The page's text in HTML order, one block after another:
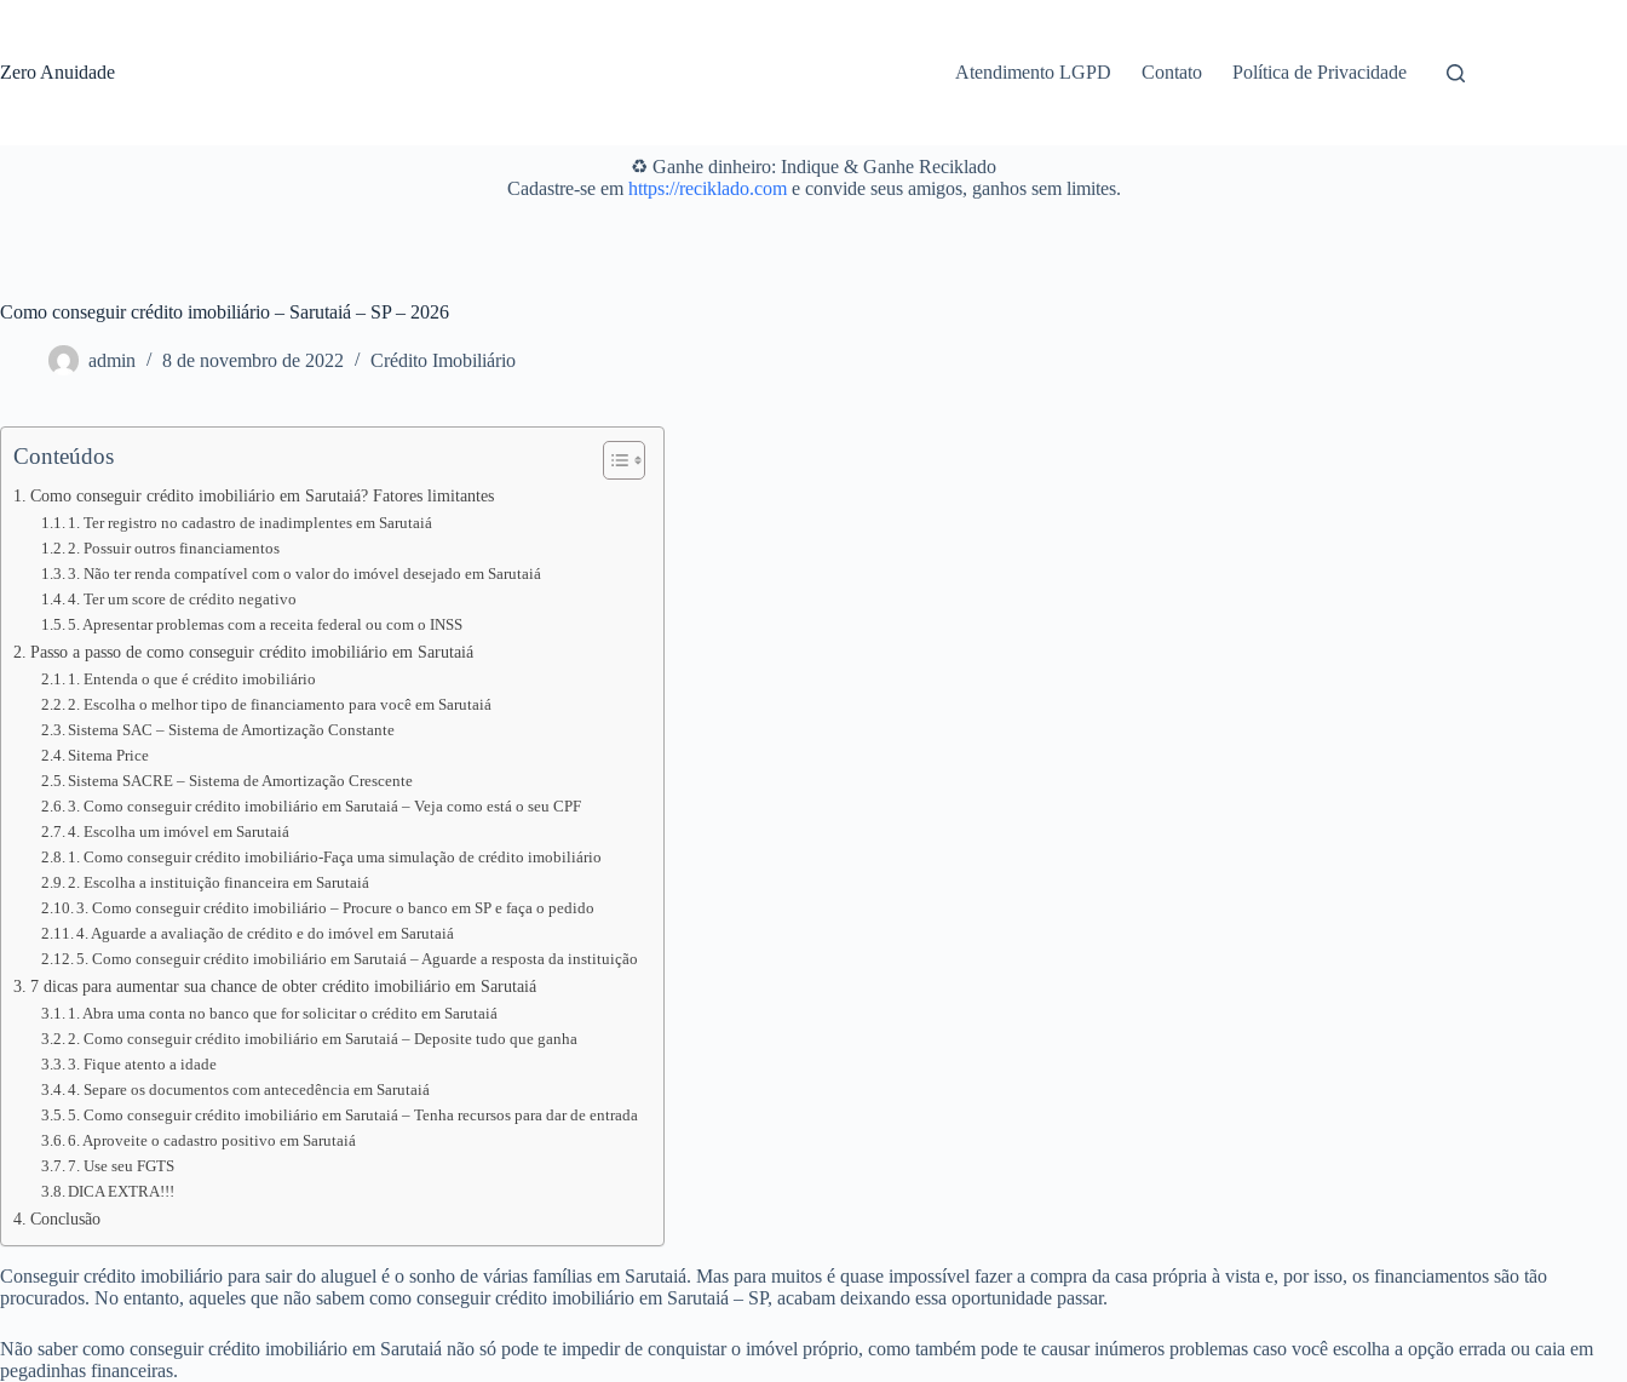
conteúdo
Zero Anuidade Atendimento LGPD Contato Política de Privacidade
♻️ Ganhe dinheiro: Indique & Ganhe Reciklado
Cadastre-se em https://reciklado.come convide seus amigos, ganhos sem limites.
Como conseguir crédito imobiliário – Sarutaiá – SP – 2026
admin 8 de novembro de 2022 Crédito Imobiliário
Conteúdos
Como conseguir crédito imobiliário em Sarutaiá? Fatores limitantes
1. Ter registro no cadastro de inadimplentes em Sarutaiá
2. Possuir outros financiamentos
3. Não ter renda compatível com o valor do imóvel desejado em Sarutaiá
4. Ter um score de crédito negativo
5. Apresentar problemas com a receita federal ou com o INSS
Passo a passo de como conseguir crédito imobiliário em Sarutaiá
1. Entenda o que é crédito imobiliário
2. Escolha o melhor tipo de financiamento para você em Sarutaiá
Sistema SAC – Sistema de Amortização Constante
Sitema Price
Sistema SACRE – Sistema de Amortização Crescente
3. Como conseguir crédito imobiliário em Sarutaiá – Veja como está o seu CPF
4. Escolha um imóvel em Sarutaiá
1. Como conseguir crédito imobiliário-Faça uma simulação de crédito imobiliário
2. Escolha a instituição financeira em Sarutaiá
3. Como conseguir crédito imobiliário – Procure o banco em SP e faça o pedido
4. Aguarde a avaliação de crédito e do imóvel em Sarutaiá
5. Como conseguir crédito imobiliário em Sarutaiá – Aguarde a resposta da instituição
7 dicas para aumentar sua chance de obter crédito imobiliário em Sarutaiá
1. Abra uma conta no banco que for solicitar o crédito em Sarutaiá
2. Como conseguir crédito imobiliário em Sarutaiá – Deposite tudo que ganha
3. Fique atento a idade
4. Separe os documentos com antecedência em Sarutaiá
5. Como conseguir crédito imobiliário em Sarutaiá – Tenha recursos para dar de entrada
6. Aproveite o cadastro positivo em Sarutaiá
7. Use seu FGTS
DICA EXTRA!!!
Conclusão
Conseguir crédito imobiliário para sair do aluguel é o sonho de várias famílias em Sarutaiá. Mas para muitos é quase impossível fazer a compra da casa própria à vista e, por isso, os financiamentos são tão
procurados. No entanto, aqueles que não sabem como conseguir crédito imobiliário em Sarutaiá – SP, acabam deixando essa oportunidade passar.
Não saber como conseguir crédito imobiliário em Sarutaiá não só pode te impedir de conquistar o imóvel próprio, como também pode te causar inúmeros problemas caso você escolha a opção errada ou caia em
pegadinhas financeiras.